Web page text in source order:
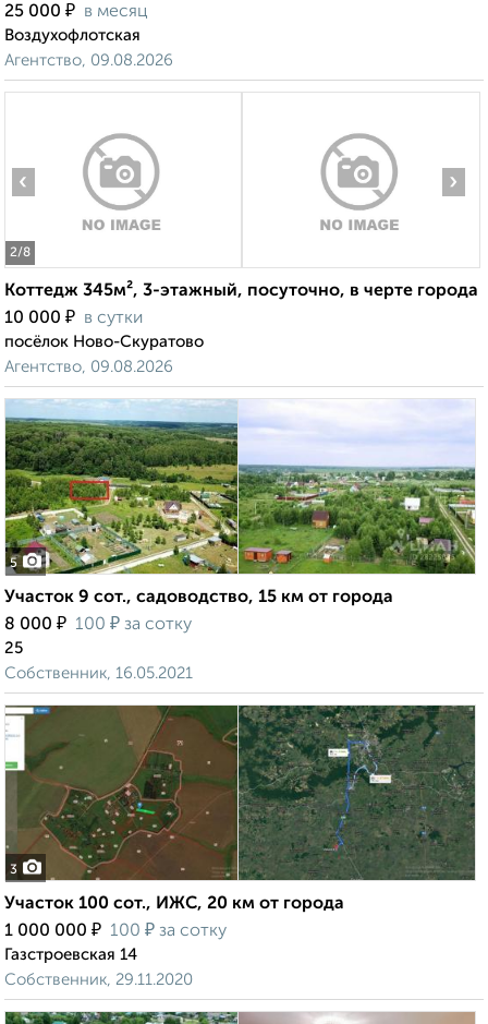
25 000 ₽ в месяц
Воздухофлотская
Агентство, 09.08.2026
2/8
‹ ›
Коттедж 345м², 3-этажный, посуточно, в черте города
10 000 ₽ в сутки
посёлок Ново-Скуратово
Агентство, 09.08.2026
5
Участок 9 сот., садоводство, 15 км от города
8 000 ₽ 100 ₽ за сотку
25
Собственник, 16.05.2021
3
Участок 100 сот., ИЖС, 20 км от города
1 000 000 ₽ 100 ₽ за сотку
Газстроевская 14
Собственник, 29.11.2020